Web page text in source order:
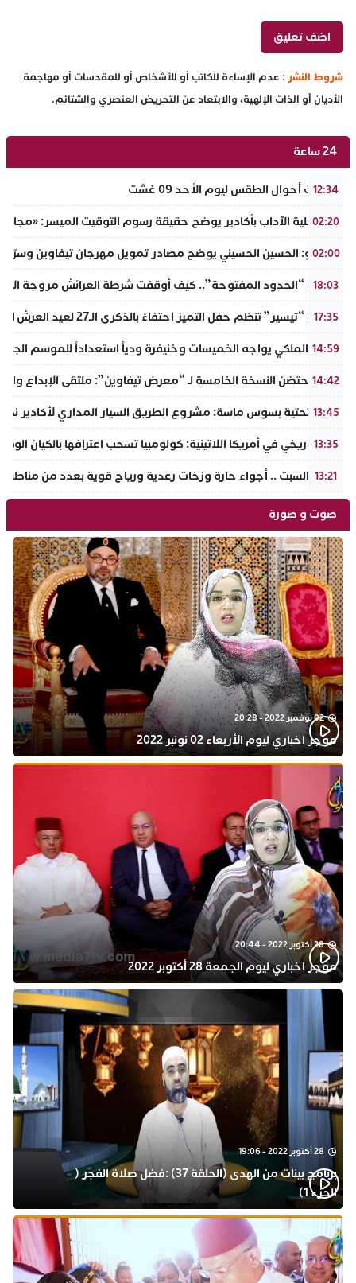
شروط النشر : عدم الإساءة للكاتب أو للأشخاص أو للمقدسات أو مهاجمة
الأديان أو الذات الإلهية، والابتعاد عن التحريض العنصري والشتائم.
24 ساعة
12:34
توقعات أحوال الطقس ليوم الأحد 09 غشت
02:20
عميد كلية الآداب بأكادير يوضح حقيقة رسوم التوقيت الميسر:
02:00
بالفيديو: الحسين الحسيني يوضح مصادر تمويل مهرجان تيفاوين وسرّ
18:03
​سيناريو “الحدود المفتوحة”.. كيف أوقفت شرطة العرائش مروجة
17:35
جمعية “تيسير” تنظم حفل التميز احتفاءً بالذكرى الـ27 لعيد العرش المجيد وتطلق مبادرة نبيلة لمحاربة الهدر المدرسي
14:59
الجيش الملكي يواجه الخميسات وخنيفرة ودياً استعداداً للموسم
14:42
إنزكان تحتضن النسخة الخامسة لـ “معرض تيفاوين”: ملتقى الإبداع
13:45
البنية التحتية بسوس ماسة: مشروع الطريق السيار المداري لأكادير
13:35
تحول تاريخي في أمريكا اللاتينية: كولومبيا تسحب اعترافها بالكيان
13:21
طقس السبت .. أجواء حارة وزخات رعدية ورياح قوية بعدد من مناطق
صوت و صورة
02 نوفمبر 2022 - 20:28
موجز اخباري ليوم الأربعاء 02 نونبر 2022
28 أكتوبر 2022 - 20:44
موجز اخباري ليوم الجمعة 28 أكتوبر 2022
28 أكتوبر 2022 - 19:06
برنامج بينات من الهدى (الحلقة 37) :فضل صلاة الفجر (
الجزء 1)